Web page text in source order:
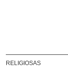
RELIGIOSAS